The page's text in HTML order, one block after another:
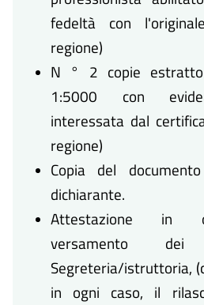
fedeltà con
regione)
N ° 2 copie
1:5000 con
interessata dal
regione)
Copia del
dichiarante.
Attestazione in
versamento
Segreteria/istruttoria,
in ogni caso, il